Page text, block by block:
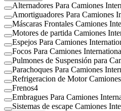
Alternadores Para Camiones
Amortiguadores Para Camiones
Máscaras Frontales Camiones
Motores de partida Camiones
Espejos Para Camiones
Focos Para Camiones
Pulmones de Suspensión para
Parachoques Para Camiones
Refrigeracion de Motor
Frenos4
Embragues Para Camiones
Sistemas de escape Camiones